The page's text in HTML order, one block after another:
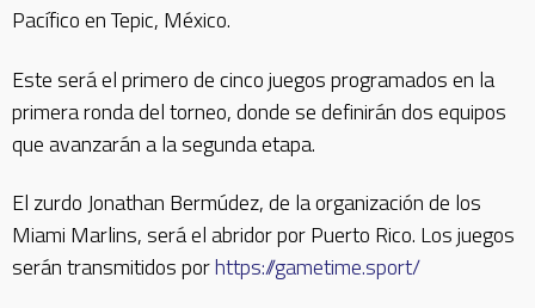
Pacífico en Tepic, México.
Este será el primero de cinco juegos programados en la
primera ronda del torneo, donde se definirán dos equipos
que avanzarán a la segunda etapa.
El zurdo Jonathan Bermúdez, de la organización de los
Miami Marlins, será el abridor por Puerto Rico. Los juegos
serán transmitidos porhttps://gametime.sport/